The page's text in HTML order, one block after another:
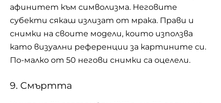
афинитет към символизма. Неговите
субекти сякаш излизат от мрака. Прави и
снимки на своите модели, които използва
като визуални референции за картините си.
По-малко от 50 негови снимки са оцелели.
9. Смъртта